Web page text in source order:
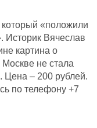
«положили
Историк Вячеслав
картина о
не стала
Цена – 200 рублей.
по телефону +7